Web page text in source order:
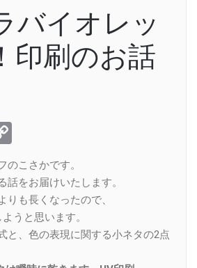
バイオレッ
印刷のお話
Link
のこさかです。
話をお届けいたします。
りも長くなったので、
うと思います。
と、色の表現に関する小ネタの2点